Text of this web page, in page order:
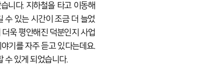
니다. 지하철을 타고 이동해
수 있는 시간이 조금 더 늘었
욱 평안해진 덕분인지 사업
기를 자주 듣고 있다는데요.
수 있게 되었습니다.